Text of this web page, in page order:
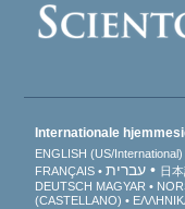
Internationale
ENGLISH (US/International)
FRANÇAIS
עברית 日
DEUTSCH MAGYAR
(CASTELLANO)